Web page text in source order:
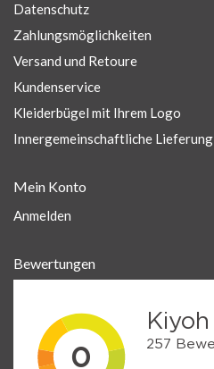
Datenschutz
Zahlungsmöglichkeiten
Versand und Retoure
Kundenservice
Kleiderbügel mit Ihrem Logo
Innergemeinschaftliche Lieferung
Mein Konto
Anmelden
Bewertungen